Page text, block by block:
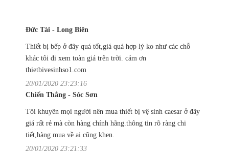
Đức Tài - Long Biên
Thiết bị bếp ở đây quá tốt,giá quá hợp lý ko như các chỗ
khác tôi đi xem toàn giá trên trời. cảm ơn
thietbivesinhso1.com
20/01/2020 23:23:16
Chiến Thắng - Sóc Sơn
Tôi khuyên mọi người nên mua thiết bị vệ sinh caesar ở đây
giá rất rẻ mà còn hàng chính hãng.thông tin rõ ràng chi
tiết,hàng mua về ai cũng khen.
20/01/2020 23:21:33